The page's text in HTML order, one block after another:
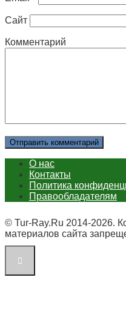
Сайт
Комментарий
О нас
Контакты
Политика
Правообладателям
© Tur-Ray.Ru 2014-2026.
материалов сайта